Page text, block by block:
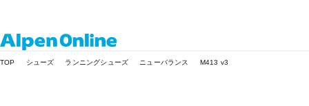
Online
TOP シューズ ランニングシューズ ニューバランス M413 v3